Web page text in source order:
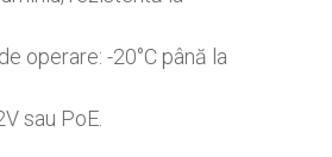
operare: -20°C până la
sau PoE.